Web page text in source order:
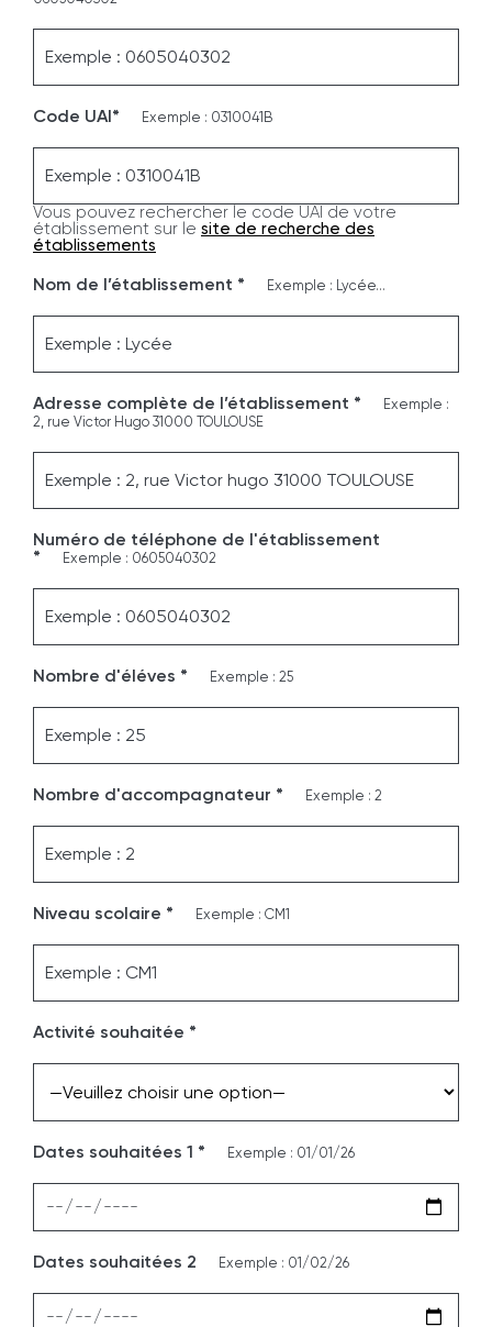
Code UAI* Exemple : 0310041B
Vous pouvez rechercher le code UAI de votre
établissement sur le site de recherche des
établissements
Nom de l’établissement * Exemple : Lycée...
Adresse complète de l’établissement *
Exemple :
2, rue Victor Hugo 31000 TOULOUSE
Numéro de téléphone de l'établissement
*
Exemple : 0605040302
Nombre d'éléves * Exemple : 25
Nombre d'accompagnateur * Exemple : 2
Niveau scolaire * Exemple : CM1
Activité souhaitée *
Dates souhaitées 1 * Exemple : 01/01/26
Dates souhaitées 2 Exemple : 01/02/26